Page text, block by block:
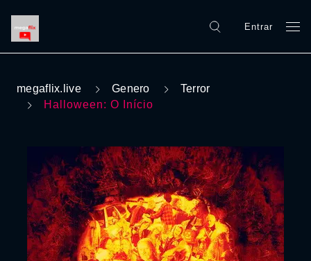
Entrar
megaflix.live Genero
Terror
Halloween: O Início